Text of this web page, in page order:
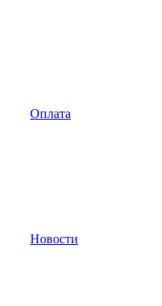
Оплата
Новости